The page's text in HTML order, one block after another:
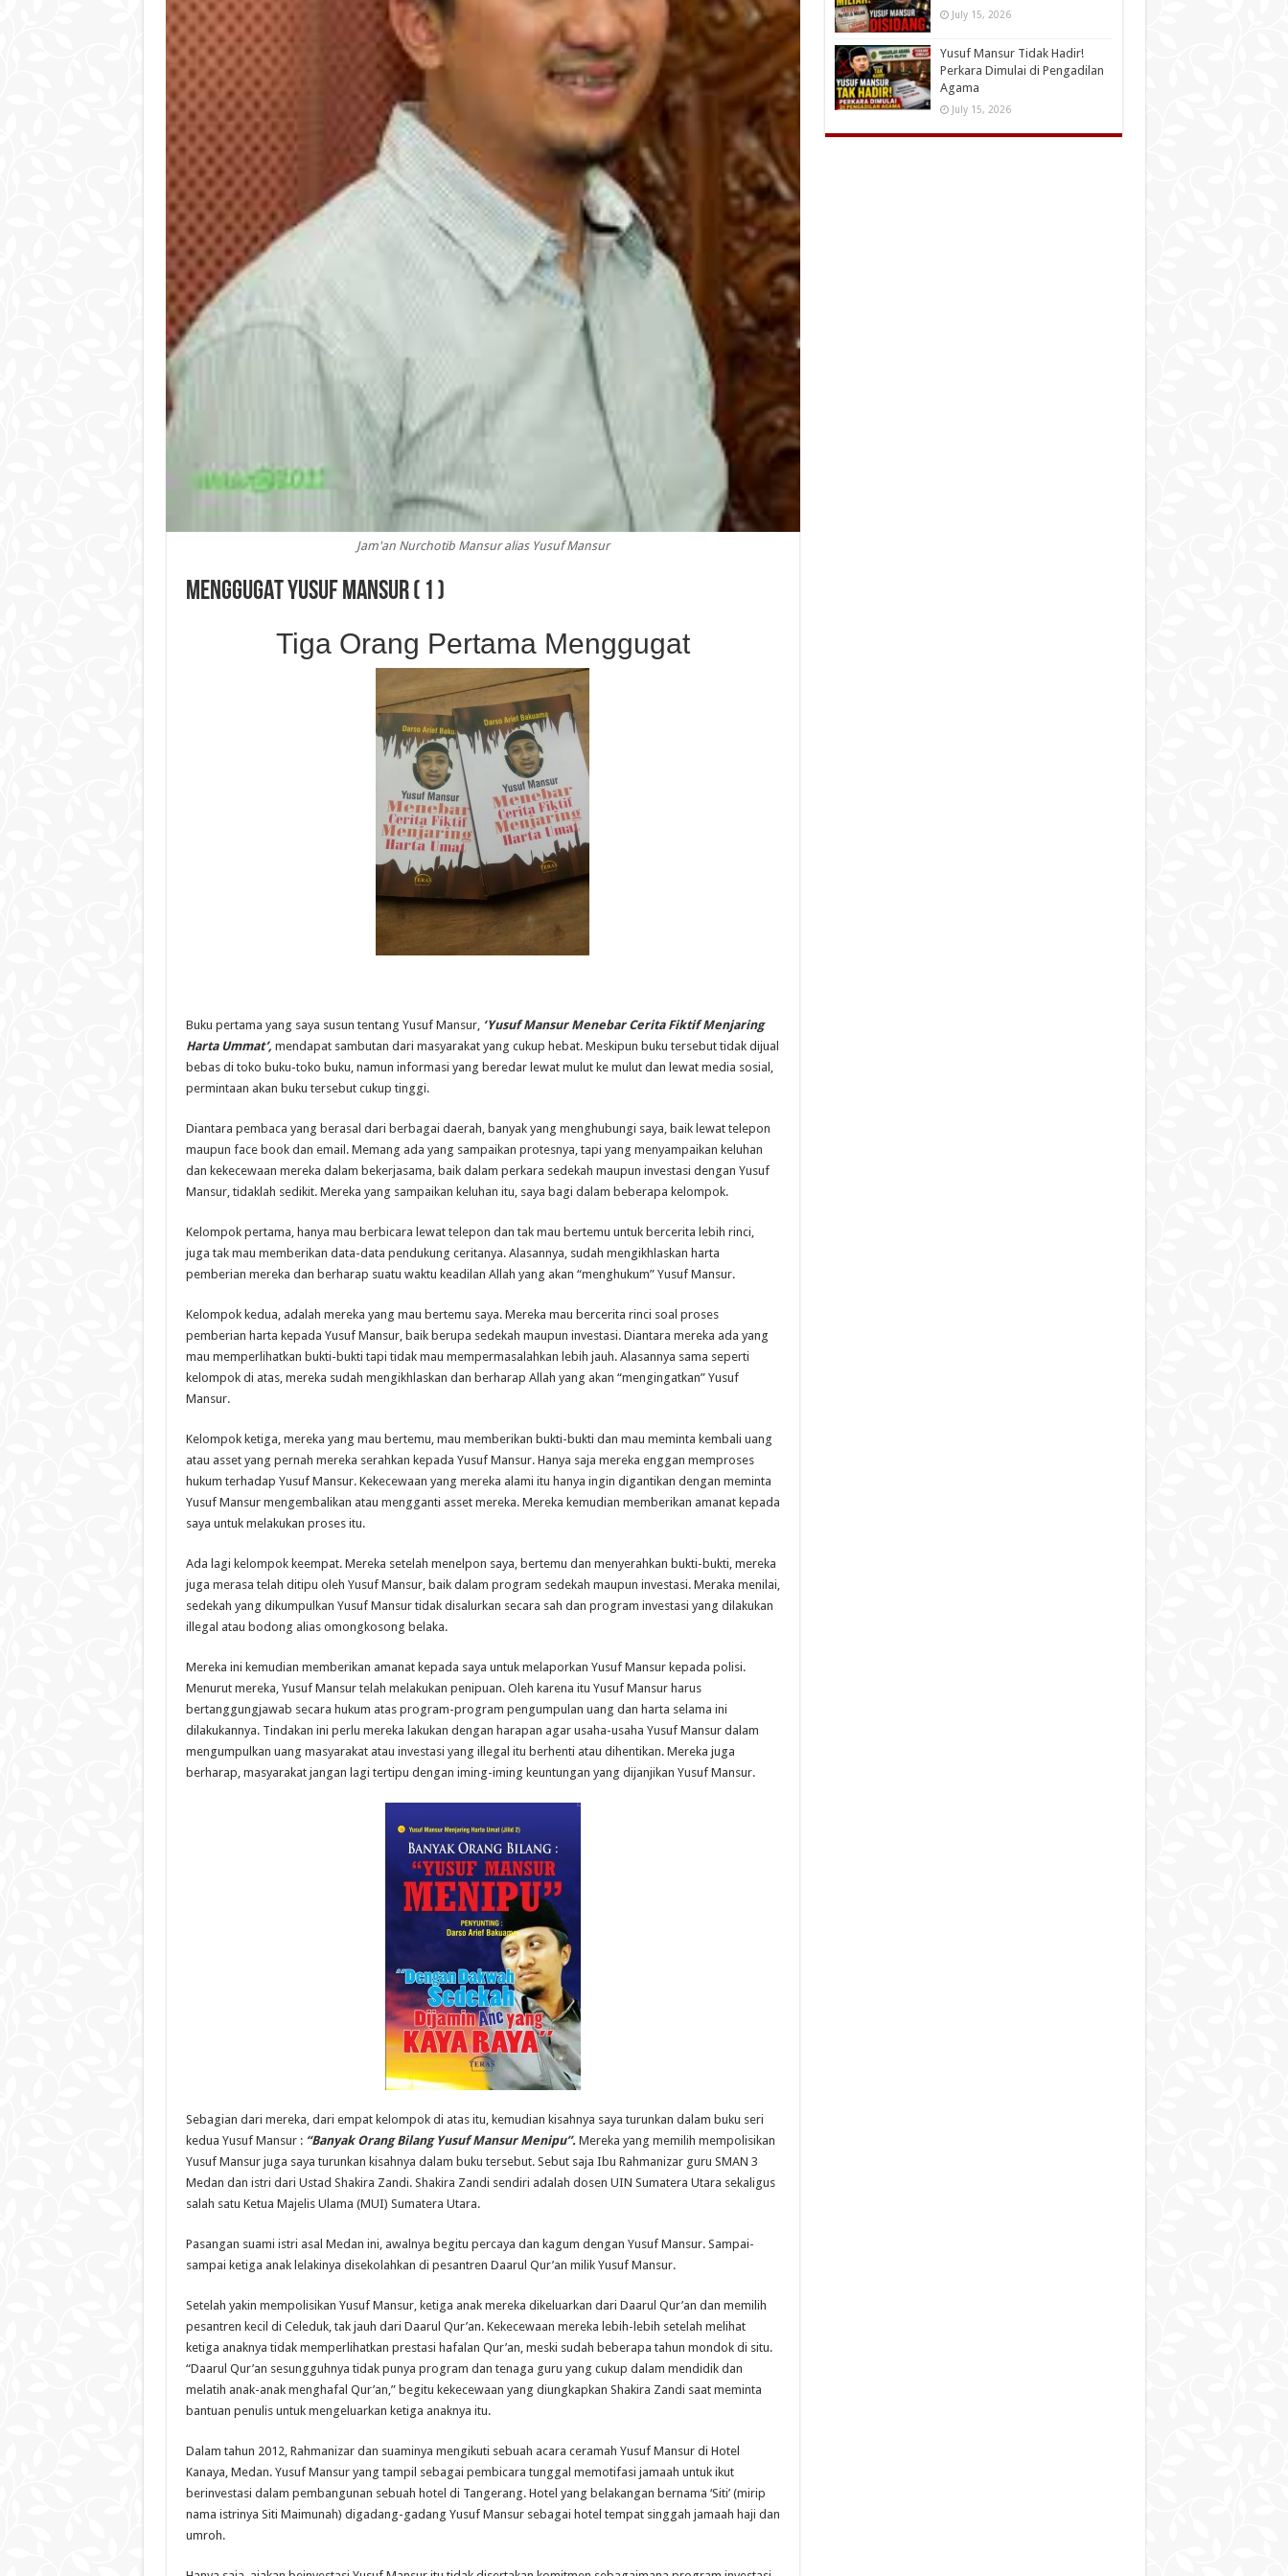
Jam'an Nurchotib Mansur alias Yusuf Mansur
MENGGUGAT YUSUF MANSUR ( 1 )
Tiga Orang Pertama Menggugat
Buku pertama yang saya susun tentang Yusuf Mansur, ‘Yusuf Mansur Menebar Cerita Fiktif Menjaring
Harta Ummat’, mendapat sambutan dari masyarakat yang cukup hebat. Meskipun buku tersebut tidak dijual
bebas di toko buku-toko buku, namun informasi yang beredar lewat mulut ke mulut dan lewat media sosial,
permintaan akan buku tersebut cukup tinggi.
Diantara pembaca yang berasal dari berbagai daerah, banyak yang menghubungi saya, baik lewat telepon
maupun face book dan email. Memang ada yang sampaikan protesnya, tapi yang menyampaikan keluhan
dan kekecewaan mereka dalam bekerjasama, baik dalam perkara sedekah maupun investasi dengan Yusuf
Mansur, tidaklah sedikit. Mereka yang sampaikan keluhan itu, saya bagi dalam beberapa kelompok.
Kelompok pertama, hanya mau berbicara lewat telepon dan tak mau bertemu untuk bercerita lebih rinci,
juga tak mau memberikan data-data pendukung ceritanya. Alasannya, sudah mengikhlaskan harta
pemberian mereka dan berharap suatu waktu keadilan Allah yang akan “menghukum” Yusuf Mansur.
Kelompok kedua, adalah mereka yang mau bertemu saya. Mereka mau bercerita rinci soal proses
pemberian harta kepada Yusuf Mansur, baik berupa sedekah maupun investasi. Diantara mereka ada yang
mau memperlihatkan bukti-bukti tapi tidak mau mempermasalahkan lebih jauh. Alasannya sama seperti
kelompok di atas, mereka sudah mengikhlaskan dan berharap Allah yang akan “mengingatkan” Yusuf
Mansur.
Kelompok ketiga, mereka yang mau bertemu, mau memberikan bukti-bukti dan mau meminta kembali uang
atau asset yang pernah mereka serahkan kepada Yusuf Mansur. Hanya saja mereka enggan memproses
hukum terhadap Yusuf Mansur. Kekecewaan yang mereka alami itu hanya ingin digantikan dengan meminta
Yusuf Mansur mengembalikan atau mengganti asset mereka. Mereka kemudian memberikan amanat kepada
saya untuk melakukan proses itu.
Ada lagi kelompok keempat. Mereka setelah menelpon saya, bertemu dan menyerahkan bukti-bukti, mereka
juga merasa telah ditipu oleh Yusuf Mansur, baik dalam program sedekah maupun investasi. Meraka menilai,
sedekah yang dikumpulkan Yusuf Mansur tidak disalurkan secara sah dan program investasi yang dilakukan
illegal atau bodong alias omongkosong belaka.
Mereka ini kemudian memberikan amanat kepada saya untuk melaporkan Yusuf Mansur kepada polisi.
Menurut mereka, Yusuf Mansur telah melakukan penipuan. Oleh karena itu Yusuf Mansur harus
bertanggungjawab secara hukum atas program-program pengumpulan uang dan harta selama ini
dilakukannya. Tindakan ini perlu mereka lakukan dengan harapan agar usaha-usaha Yusuf Mansur dalam
mengumpulkan uang masyarakat atau investasi yang illegal itu berhenti atau dihentikan. Mereka juga
berharap, masyarakat jangan lagi tertipu dengan iming-iming keuntungan yang dijanjikan Yusuf Mansur.
Sebagian dari mereka, dari empat kelompok di atas itu, kemudian kisahnya saya turunkan dalam buku seri
kedua Yusuf Mansur : “Banyak Orang Bilang Yusuf Mansur Menipu”.Mereka yang memilih mempolisikan
Yusuf Mansur juga saya turunkan kisahnya dalam buku tersebut. Sebut saja Ibu Rahmanizar guru SMAN 3
Medan dan istri dari Ustad Shakira Zandi. Shakira Zandi sendiri adalah dosen UIN Sumatera Utara sekaligus
salah satu Ketua Majelis Ulama (MUI) Sumatera Utara.
Pasangan suami istri asal Medan ini, awalnya begitu percaya dan kagum dengan Yusuf Mansur. Sampai-
sampai ketiga anak lelakinya disekolahkan di pesantren Daarul Qur’an milik Yusuf Mansur.
Setelah yakin mempolisikan Yusuf Mansur, ketiga anak mereka dikeluarkan dari Daarul Qur’an dan memilih
pesantren kecil di Celeduk, tak jauh dari Daarul Qur’an. Kekecewaan mereka lebih-lebih setelah melihat
ketiga anaknya tidak memperlihatkan prestasi hafalan Qur’an, meski sudah beberapa tahun mondok di situ.
“Daarul Qur’an sesungguhnya tidak punya program dan tenaga guru yang cukup dalam mendidik dan
melatih anak-anak menghafal Qur’an,” begitu kekecewaan yang diungkapkan Shakira Zandi saat meminta
bantuan penulis untuk mengeluarkan ketiga anaknya itu.
Dalam tahun 2012, Rahmanizar dan suaminya mengikuti sebuah acara ceramah Yusuf Mansur di Hotel
Kanaya, Medan. Yusuf Mansur yang tampil sebagai pembicara tunggal memotifasi jamaah untuk ikut
berinvestasi dalam pembangunan sebuah hotel di Tangerang. Hotel yang belakangan bernama ‘Siti’ (mirip
nama istrinya Siti Maimunah) digadang-gadang Yusuf Mansur sebagai hotel tempat singgah jamaah haji dan
umroh.
July 15, 2026
Yusuf Mansur Tidak Hadir!
Perkara Dimulai di Pengadilan
Agama
July 15, 2026